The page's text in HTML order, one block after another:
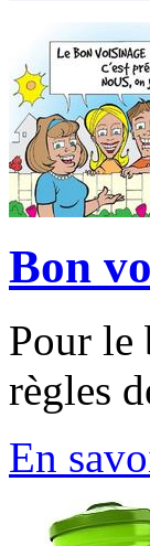
Bon
Pour le
règles
En